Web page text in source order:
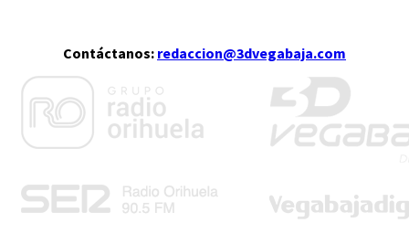
Contáctanos: redaccion@3dvegabaja.com